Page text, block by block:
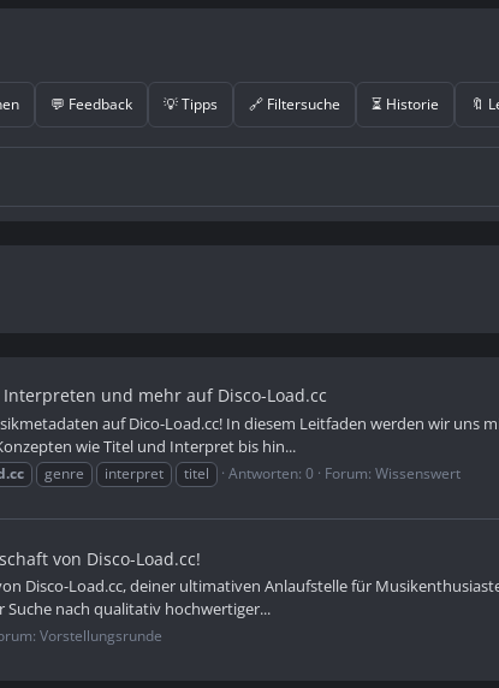
💬 Feedback 💡 Tipps 🔗 Filtersuche ⏳ Historie 🔖
und mehr auf Disco-Load.cc
auf Dico-Load.cc! In diesem Leitfaden werden wir uns
wie Titel und Interpret bis hin...
genre interpret titel Antworten: 0 Forum: Wissenswert
von Disco-Load.cc!
Disco-Load.cc, deiner ultimativen Anlaufstelle für
Suche nach qualitativ hochwertiger...
Vorstellungsrunde